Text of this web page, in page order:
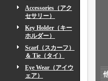
Accessories（アク
セサリー）
Key Holder（キー
ホルダー）
Scarf（スカーフ）
＆ Tie（タイ）
Eye Wear（アイウ
ェア）